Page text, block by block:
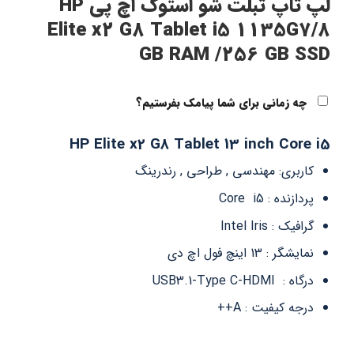
لپ تاپ تبلت شو استوک اچ پی HP
Elite x2 G8 Tablet i5 1135G7/8
GB RAM /256 GB SSD
چه زمانی برای شما پیامک بفرستیم؟
HP Elite x2 G8 Tablet 13 inch Core i5
کاربری: مهندسی , طراحی , رندرینگ
پردازنده : Core i5
گرافیک : Intel Iris
نمایشگر : 13 اینچ فول اچ دی
درگاه : USB3.1-Type C-HDMI
درجه کیفیت : A++